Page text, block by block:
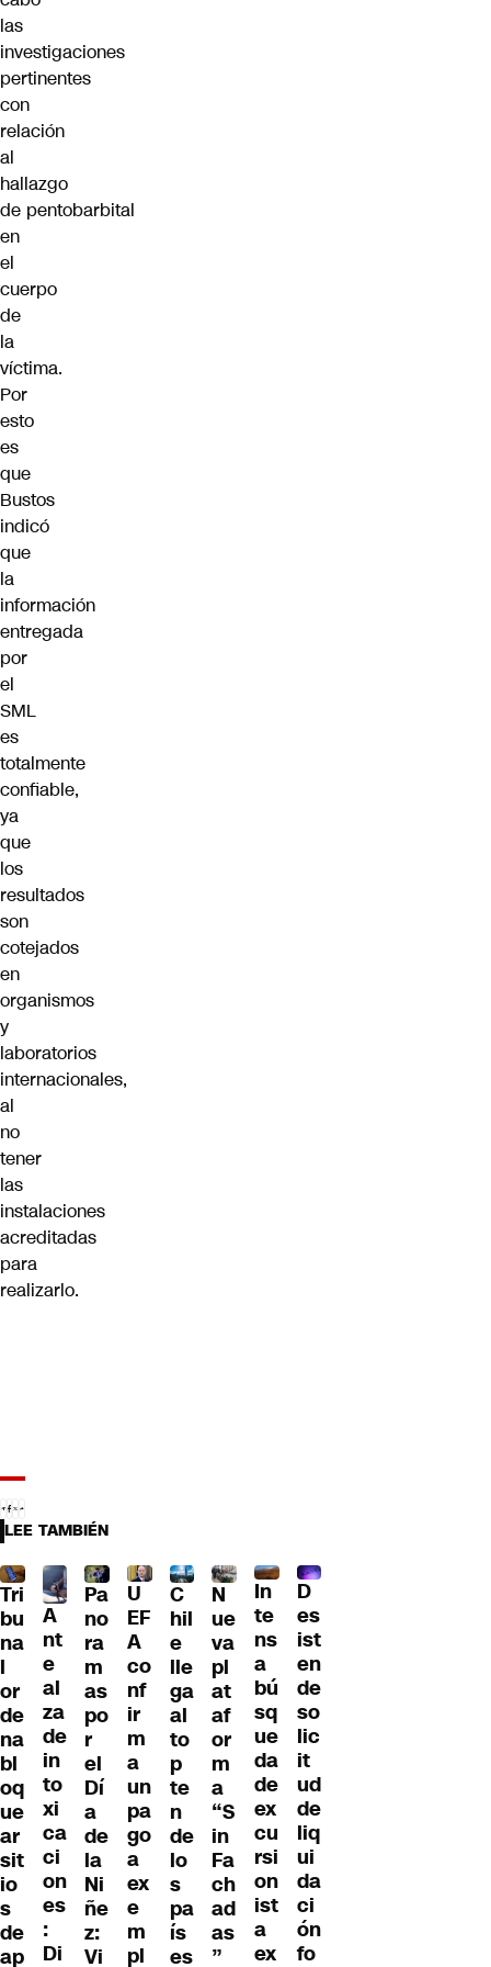
las
investigaciones
pertinentes
con
relación
al
hallazgo
de pentobarbital
en
el
cuerpo
de
la
víctima.
Por
esto
es
que
Bustos
indicó
que
la
información
entregada
por
el
SML
es
totalmente
confiable,
ya
que
los
resultados
son
cotejados
en
organismos
y
laboratorios
internacionales,
al
no
tener
las
instalaciones
acreditadas
para
realizarlo.
LEE TAMBIÉN
Tri
bu
na
l
or
de
na
bl
oq
ue
ar
sit
io
s
de
ap
A
nt
e
al
za
de
in
to
xi
ca
ci
on
es
:
Di
Pa
no
ra
m
as
po
r
el
Dí
a
de
la
Ni
ñe
z:
Vi
U
EF
A
co
nf
ir
m
a
un
pa
go
a
ex
e
m
pl
C
hil
e
lle
ga
al
to
p
te
n
de
lo
s
pa
ís
es
N
ue
va
pl
at
af
or
m
a
“S
in
Fa
ch
ad
as
”
In
te
ns
a
bú
sq
ue
da
de
ex
cu
rsi
on
ist
a
ex
D
es
ist
en
de
so
lic
it
ud
de
liq
ui
da
ci
ón
fo